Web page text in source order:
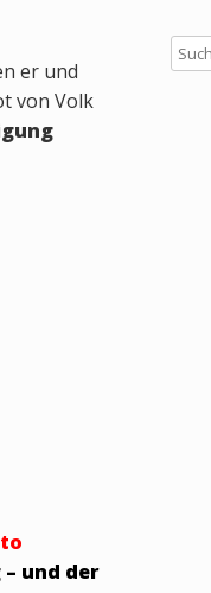
er und
von Volk
– und der